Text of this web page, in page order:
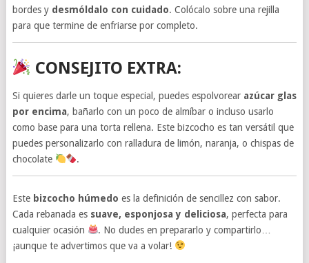
bordes y desmóldalo con cuidado. Colócalo sobre una rejilla
para que termine de enfriarse por completo.
CONSEJITO EXTRA:
Si quieres darle un toque especial, puedes espolvorear azúcar glas
por encima, bañarlo con un poco de almíbar o incluso usarlo
como base para una torta rellena. Este bizcocho es tan versátil que
puedes personalizarlo con ralladura de limón, naranja, o chispas de
chocolate
.
Este bizcocho húmedo es la definición de sencillez con sabor.
Cada rebanada es suave, esponjosa y deliciosa, perfecta para
cualquier ocasión
. No dudes en prepararlo y compartirlo…
¡aunque te advertimos que va a volar!